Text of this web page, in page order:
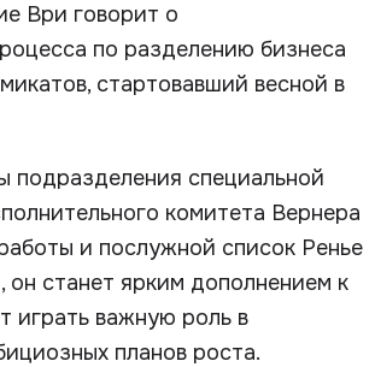
Ври говорит о
по разделению бизнеса
стартовавший весной в
подразделения специальной
комитета Вернера
и послужной список Ренье
он станет ярким дополнением к
играть важную роль в
планов роста.